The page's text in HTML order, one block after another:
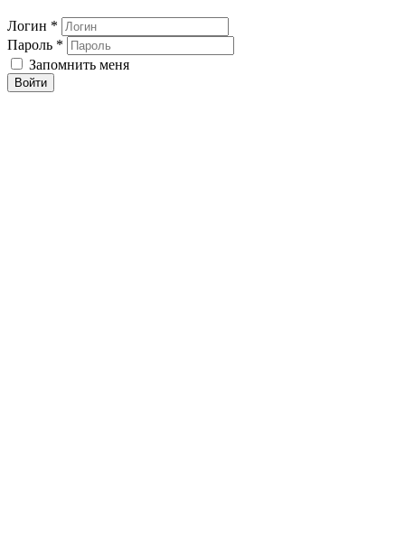
Логин *
Пароль *
Запомнить меня
Войти